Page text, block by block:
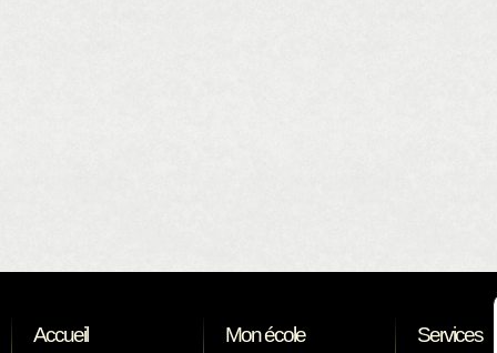
Accueil Mon école Services